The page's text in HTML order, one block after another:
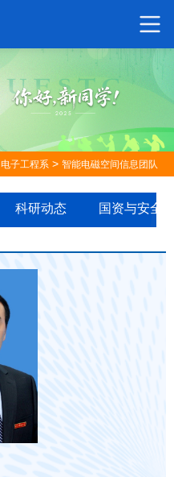
电子工程系 > 智能电磁空间信息团队
科研动态 国资与安全